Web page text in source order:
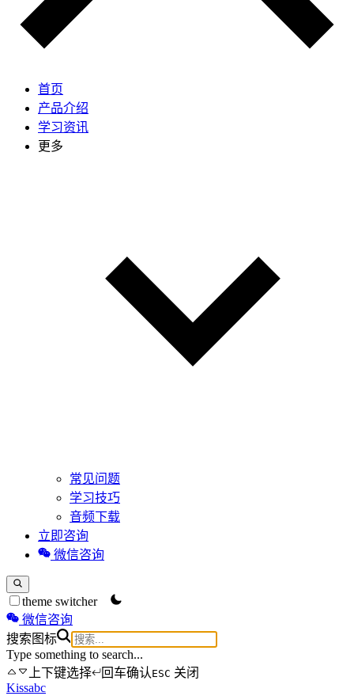
首页
产品介绍
学习资讯
更多
常见问题
学习技巧
音频下载
立即咨询
微信咨询
theme switcher
微信咨询
搜索图标
Type something to search...
上下键选择
回车确认 ESC 关闭
Kissabc